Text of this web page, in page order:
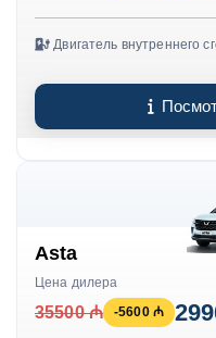
Двигатель внутреннего
Asta
Цена дилера
35500 ₼ -5600 ₼